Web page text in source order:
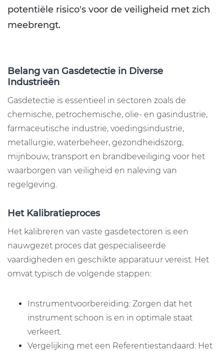
potentiële risico's voor de veiligheid met zich
meebrengt.
Belang van Gasdetectie in Diverse
Industrieën
Gasdetectie is essentieel in sectoren zoals de
chemische, petrochemische, olie- en gasindustrie,
farmaceutische industrie, voedingsindustrie,
metallurgie, waterbeheer, gezondheidszorg,
mijnbouw, transport en brandbeveiliging voor het
waarborgen van veiligheid en naleving van
regelgeving.
Het Kalibratieproces
Het kalibreren van vaste gasdetectoren is een
nauwgezet proces dat gespecialiseerde
vaardigheden en geschikte apparatuur vereist. Het
omvat typisch de volgende stappen:
Instrumentvoorbereiding: Zorgen dat het
instrument schoon is en in optimale staat
verkeert.
Vergelijking met een Referentiestandaard: Het